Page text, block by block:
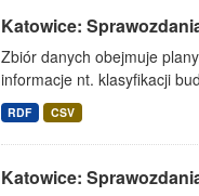
Katowice:
Zbiór danych obejmuje
informacje nt. klasyfikacji
RDF CSV
Katowice: